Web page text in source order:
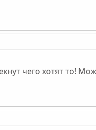
чего хотят то!